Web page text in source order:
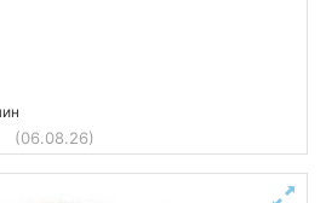
(06.08.26)